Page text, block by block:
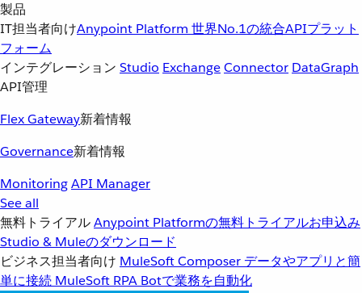
製品
IT担当者向けAnypoint Platform 世界No.1の統合APIプラット
フォーム
インテグレーション Studio ExchangeConnector DataGraph
API管理
Flex Gateway新着情報
Governance新着情報
MonitoringAPI Manager
See all
無料トライアルAnypoint Platformの無料トライアルお申込み
Studio & Muleのダウンロード
ビジネス担当者向け MuleSoft Composer データやアプリと簡
単に接続 MuleSoft RPA Botで業務を自動化